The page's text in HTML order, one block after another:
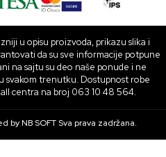
u opisu proizvoda, prikazu slika i
da su sve informacije potpune
na sajtu su deo naše ponude i ne
svakom trenutku. Dostupnost robe
centra na broj 063 10 48 564.
byNB SOFTSva prava zadržana.